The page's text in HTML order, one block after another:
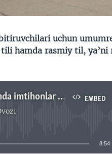
uchun
hamda rasmiy til, ya’ni
EMBED
Qirg’izistonda imtihonlar endi faqat qirg’iz va rus tillarida/Muhiddin Zarif
available
8:54